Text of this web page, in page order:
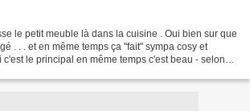
le petit meuble là dans la cuisine . Oui bien sur que
. . . et en même temps ça "fait" sympa cosy et
le principal en même temps c'est beau - selon